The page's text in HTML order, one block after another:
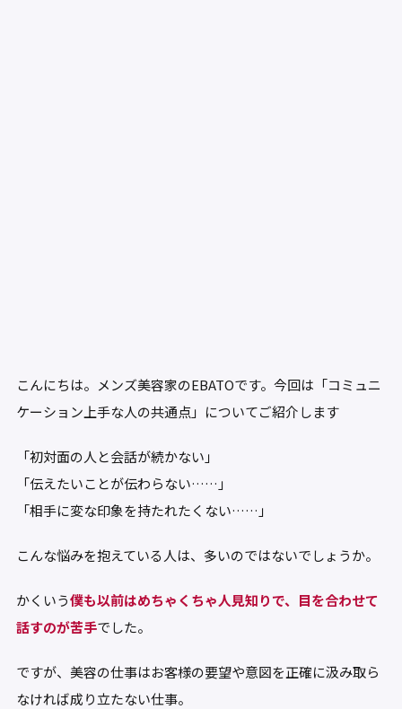
こんにちは。メンズ美容家のEBATOです。今回は「コミュニ
ケーション上手な人の共通点」についてご紹介します
「初対面の人と会話が続かない」
「伝えたいことが伝わらない……」
「相手に変な印象を持たれたくない……」
こんな悩みを抱えている人は、多いのではないでしょうか。
かくいう僕も以前はめちゃくちゃ人見知りで、目を合わせて
話すのが苦手でした。
ですが、美容の仕事はお客様の要望や意図を正確に汲み取ら
なければ成り立たない仕事。